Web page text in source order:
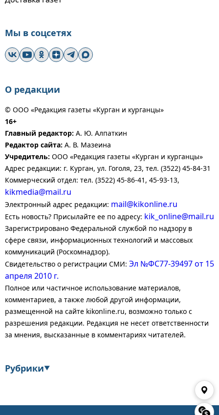
Мы в соцсетях
О редакции
© ООО «Редакция газеты «Курган и курганцы»
16+
Главный редактор: А. Ю. Алпаткин
Редактор сайта: А. В. Мазеина
Учредитель: ООО «Редакция газеты «Курган и курганцы»
Адрес редакции: г. Курган, ул. Гоголя, 23, тел. (3522) 45-84-31
Коммерческий отдел: тел. (3522) 45-86-41, 45-93-13,
kikmedia@mail.ru
Электронный адрес редакции: mail@kikonline.ru
Есть новость? Присылайте ее по адресу: kik_online@mail.ru
Зарегистрировано Федеральной службой по надзору в
сфере связи, информационных технологий и массовых
коммуникаций (Роскомнадзор).
Свидетельство о регистрации СМИ: Эл №ФС77-39497 от 15
апреля 2010 г.
Полное или частичное использование материалов,
комментариев, а также любой другой информации,
размещенной на сайте kikonline.ru, возможно только с
разрешения редакции. Редакция не несет ответственности
за мнения, высказанные в комментариях читателей.
Рубрики▼